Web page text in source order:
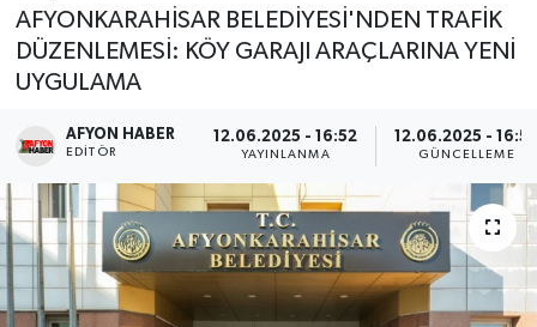
AFYONKARAHİSAR BELEDİYESİ'NDEN TRAFİK
DÜZENLEMESİ: KÖY GARAJI ARAÇLARINA YENİ
UYGULAMA
AFYON HABER
EDITÖR
12.06.2025 - 16:52
YAYINLANMA
12.06.2025 -
GÜNCELLEME
Ekonomi
Magazin
Etkinlikler